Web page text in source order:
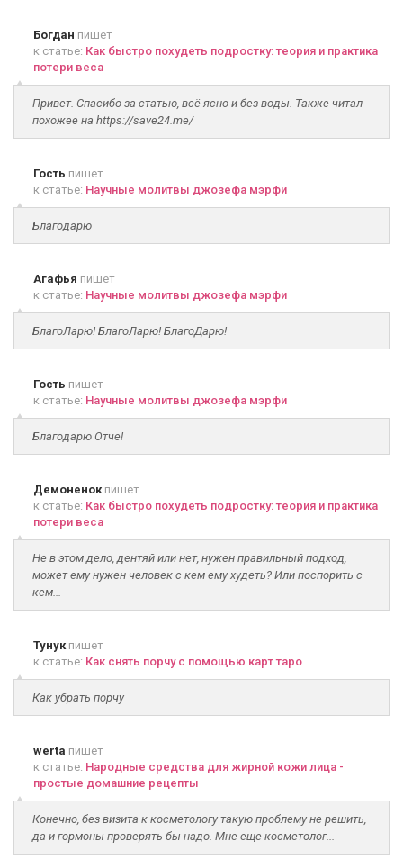
Богдан пишет
к статье: Как быстро похудеть подростку: теория и практика
потери веса
Привет. Спасибо за статью, всё ясно и без воды. Также читал
похожее на https://save24.me/
Гость пишет
к статье: Научные молитвы джозефа мэрфи
Благодарю
Агафья пишет
к статье: Научные молитвы джозефа мэрфи
БлагоЛарю! БлагоЛарю! БлагоДарю!
Гость пишет
к статье: Научные молитвы джозефа мэрфи
Благодарю Отче!
Демоненокпишет
к статье: Как быстро похудеть подростку: теория и практика
потери веса
Не в этом дело, дентяй или нет, нужен правильный подход,
может ему нужен человек с кем ему худеть? Или поспорить с
кем...
Тунукпишет
к статье: Как снять порчу с помощью карт таро
Как убрать порчу
werta пишет
к статье: Народные средства для жирной кожи лица -
простые домашние рецепты
Конечно, без визита к косметологу такую проблему не решить,
да и гормоны проверять бы надо. Мне еще косметолог...